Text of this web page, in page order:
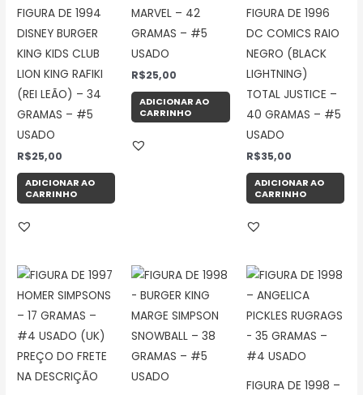
FIGURA DE 1994
DISNEY BURGER
KING KIDS CLUB
LION KING RAFIKI
(REI LEÃO) – 34
GRAMAS – #5
USADO
R$25,00
ADICIONAR AO
CARRINHO
MARVEL – 42
GRAMAS – #5
USADO
R$25,00
ADICIONAR AO
CARRINHO
FIGURA DE 1996
DC COMICS RAIO
NEGRO (BLACK
LIGHTNING)
TOTAL JUSTICE –
40 GRAMAS – #5
USADO
R$35,00
ADICIONAR AO
CARRINHO
FIGURA DE 1998 –